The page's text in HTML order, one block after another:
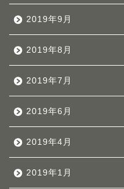
2019年9月
2019年8月
2019年7月
2019年6月
2019年4月
2019年1月